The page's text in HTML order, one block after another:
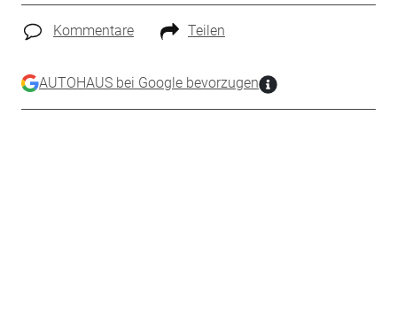
Kommentare Teilen
AUTOHAUS bei Google bevorzugen